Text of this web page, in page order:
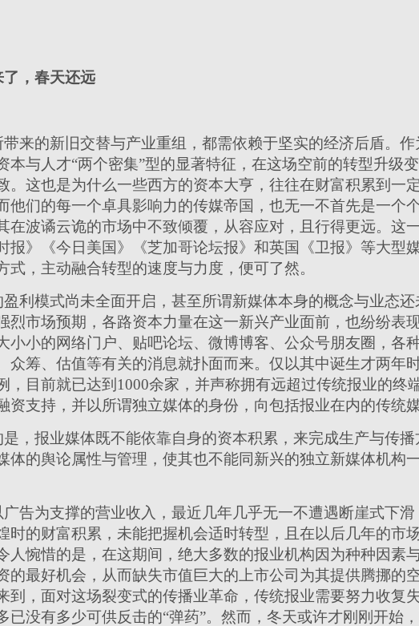
，春天还远
来的新旧交替与产业重组，都需依赖于坚实的经济后盾。
本与人才“两个密集”型的显著特征，在这场空前的转型升级
。这也是为什么一些西方的资本大亨，往往在财富积累到一
他们的每一个卓具影响力的传媒帝国，也无一不首先是一个
在波谲云诡的市场中不致倾覆，从容应对，且行得更远。这
报》《今日美国》《芝加哥论坛报》和英国《卫报》等大型
，主动融合转型的速度与力度，便可了然。
利模式尚未全面开启，甚至所谓新媒体本身的概念与业态还
烈市场预期，各路资本力量在这一新兴产业面前，也纷纷表
小小的网络门户、贴吧论坛、微博博客、公众号朋友圈，各
众筹、估值等有关的消息就扑面而来。仅以其中诞生才两年
，目前就已达到1000余家，并声称拥有远超过传统报业的终
资支持，并以所谓独立媒体的身份，向包括报业在内的传统媒
，报业媒体既不能依靠自身的资本积累，来完成生产与传
体的舆论属性与管理，使其也不能同新兴的独立新媒体机构
告为支撑的营业收入，最近几年几乎无一不遭遇断崖式下
时的财富积累，未能把握机会适时转型，且在以后几年的市
人惋惜的是，在这期间，绝大多数的报业机构因为种种因素
的最好机会，从而缺失市值巨大的上市公司为其提供腾挪的
到，面对这场裂变式的传播业革命，传统报业需要努力收复
已没有多少可供反击的“弹药”。然而，冬天或许才刚刚开始